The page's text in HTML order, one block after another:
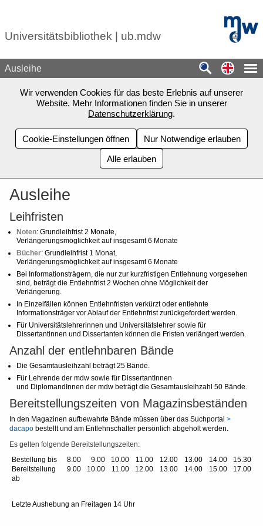
Universitätsbibliothek | ub.mdw
mdw -
Ausleihe
Wir verwenden Cookies für das beste Erlebnis auf unserer
Website. Mehr Informationen finden Sie in unserer
Datenschutzerklärung.
Cookie-Einstellungen öffnen
Nur Notwendige erlauben
Alle erlauben
Ausleihe
Leihfristen
Noten: Grundleihfrist 2 Monate,
Verlängerungsmöglichkeit auf insgesamt 6 Monate
Bücher: Grundleihfrist 1 Monat,
Verlängerungsmöglichkeit auf insgesamt 6 Monate
Bei Informationsträgern, die nur zur kurzfristigen Entlehnung vorgesehen
sind, beträgt die Entlehnfrist 2 Wochen ohne Möglichkeit der
Verlängerung.
In Einzelfällen können Entlehnfristen verkürzt oder entlehnte
Informationsträger vor Ablauf der Entlehnfrist zurückgefordert werden.
Für Universitätslehrerinnen und Universitätslehrer sowie für
Dissertantinnen und Dissertanten können die Fristen verlängert werden.
Anzahl der entlehnbaren Bände
Die Gesamtausleihzahl beträgt 25 Bände.
Für Lehrende der mdw sowie für DissertantInnen
und DiplomandInnen der mdw beträgt die Gesamtausleihzahl 50 Bände.
Bereitstellungszeiten von Magazinsbeständen
In den Magazinen aufbewahrte Bände müssen über das Suchportal >
dacapo bestellt und am Entlehnschalter persönlich abgeholt werden.
Es gelten folgende Bereitstellungszeiten:
Bestellung bis
Bereitstellung
ab
8.00
9.00
9.00
10.00
10.00
11.00
11.00
12.00
12.00
13.00
13.00
14.00
14.00
15.00
15.30
17.00
Letzte Aushebung an Freitagen 14 Uhr